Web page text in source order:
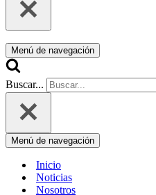
Menú de navegación
Buscar...
Menú de navegación
Inicio
Noticias
Nosotros